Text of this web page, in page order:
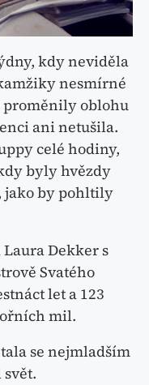
kdy neviděla
nesmírné
proměnily oblohu
ani netušila.
celé hodiny,
byly hvězdy
jako by pohltily
Dekker s
Svatého
let a 123
mil.
se nejmladším